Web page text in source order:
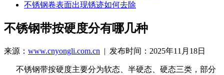
不锈钢卷表面出现锈迹如何去除
不锈钢带按硬度分有哪几种
来源： www.cnyongli.com.cn | 发布时间：2025年11月18日
不锈钢带按硬度主要分为软态、半硬态、硬态三类，部分